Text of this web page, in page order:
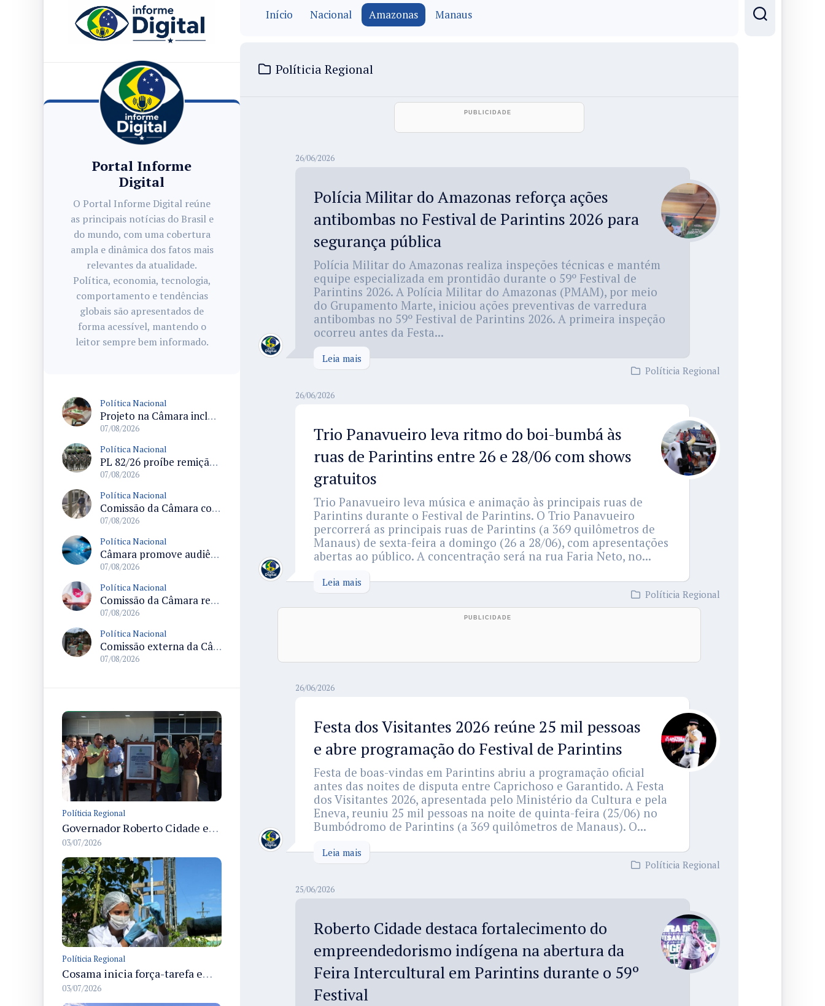
Portal Informe
Digital
O Portal Informe Digital reúne
as principais notícias do Brasil e
do mundo, com uma cobertura
ampla e dinâmica dos fatos mais
relevantes da atualidade.
Política, economia, tecnologia,
comportamento e tendências
globais são apresentados de
forma acessível, mantendo o
leitor sempre bem informado.
Política Nacional
Projeto na Câmara inclui estudantes com deficiência no regime escolar especial da LDB e estabelece critérios para frequência
07/08/2026
Política Nacional
PL 82/26 proíbe remição de pena por trabalho em funções militares para condenados por crimes contra o Estado Democrático de Direito
07/08/2026
Política Nacional
Comissão da Câmara convoca audiência para discutir misoginia nas escolas e universidades após divulgação de listas misóginas
07/08/2026
Política Nacional
Câmara promove audiência sobre Marco de Fomento à Economia Digital e impactos da inteligência artificial
07/08/2026
Política Nacional
Comissão da Câmara realiza audiência sobre apostas online para medir o tamanho do mercado ilegal
07/08/2026
Política Nacional
Comissão externa da Câmara convoca audiência pública sobre chuvas na Zona da Mata de Minas Gerais e impactos em Juiz de Fora
07/08/2026
Políticia Regional
Governador Roberto Cidade entrega readequação do ambulatório da FCecon e amplia capacidade de atendimento oncológico em Manaus
03/07/2026
Políticia Regional
Cosama inicia força-tarefa em Anamã para fortalecer abastecimento de água e segurança hídrica da população
03/07/2026
Início Nacional Amazonas Manaus
Políticia Regional
26/06/2026
Polícia Militar do Amazonas reforça ações
antibombas no Festival de Parintins 2026 para
segurança pública
Polícia Militar do Amazonas realiza inspeções técnicas e mantém
equipe especializada em prontidão durante o 59º Festival de
Parintins 2026. A Polícia Militar do Amazonas (PMAM), por meio
do Grupamento Marte, iniciou ações preventivas de varredura
antibombas no 59º Festival de Parintins 2026. A primeira inspeção
ocorreu antes da Festa...
Leia mais
Políticia Regional
26/06/2026
Trio Panavueiro leva ritmo do boi-bumbá às
ruas de Parintins entre 26 e 28/06 com shows
gratuitos
Trio Panavueiro leva música e animação às principais ruas de
Parintins durante o Festival de Parintins. O Trio Panavueiro
percorrerá as principais ruas de Parintins (a 369 quilômetros de
Manaus) de sexta-feira a domingo (26 a 28/06), com apresentações
abertas ao público. A concentração será na rua Faria Neto, no...
Leia mais
Políticia Regional
26/06/2026
Festa dos Visitantes 2026 reúne 25 mil pessoas
e abre programação do Festival de Parintins
Festa de boas-vindas em Parintins abriu a programação oficial
antes das noites de disputa entre Caprichoso e Garantido. A Festa
dos Visitantes 2026, apresentada pelo Ministério da Cultura e pela
Eneva, reuniu 25 mil pessoas na noite de quinta-feira (25/06) no
Bumbódromo de Parintins (a 369 quilômetros de Manaus). O...
Leia mais
Políticia Regional
25/06/2026
Roberto Cidade destaca fortalecimento do
empreendedorismo indígena na abertura da
Feira Intercultural em Parintins durante o 59º
Festival